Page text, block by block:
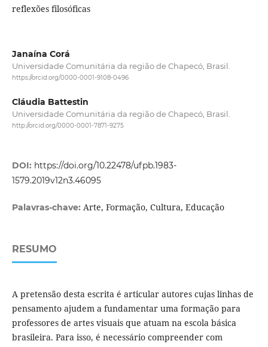
reflexões filosóficas
Janaína Corá
Universidade Comunitária da região de Chapecó, Brasil.
https://orcid.org/0000-0001-9108-0496
Cláudia Battestin
Universidade Comunitária da região de Chapecó, Brasil.
http://orcid.org/0000-0001-7871-9275
DOI: https://doi.org/10.22478/ufpb.1983-
1579.2019v12n3.46095
Palavras-chave: Arte, Formação, Cultura, Educação
RESUMO
A pretensão desta escrita é articular autores cujas linhas de
pensamento ajudem a fundamentar uma formação para
professores de artes visuais que atuam na escola básica
brasileira. Para isso, é necessário compreender com